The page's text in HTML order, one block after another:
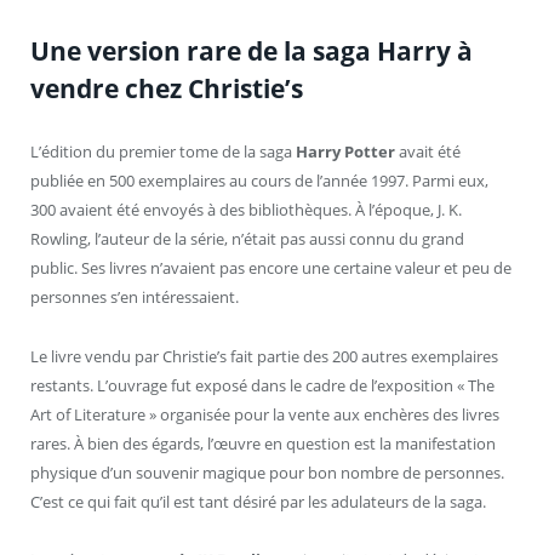
Une version rare de la saga Harry à
vendre chez Christie’s
L’édition du premier tome de la saga Harry Potteravait été
publiée en 500 exemplaires au cours de l’année 1997. Parmi eux,
300 avaient été envoyés à des bibliothèques. À l’époque, J. K.
Rowling, l’auteur de la série, n’était pas aussi connu du grand
public. Ses livres n’avaient pas encore une certaine valeur et peu de
personnes s’en intéressaient.
Le livre vendu par Christie’s fait partie des 200 autres exemplaires
restants. L’ouvrage fut exposé dans le cadre de l’exposition « The
Art of Literature » organisée pour la vente aux enchères des livres
rares. À bien des égards, l’œuvre en question est la manifestation
physique d’un souvenir magique pour bon nombre de personnes.
C’est ce qui fait qu’il est tant désiré par les adulateurs de la saga.